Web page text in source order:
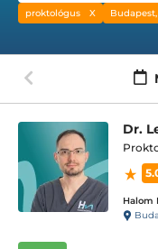
proktológus
Dr.
Halom